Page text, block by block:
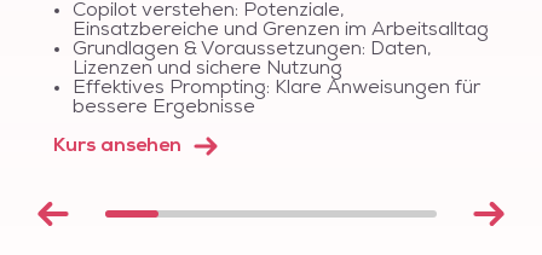
Copilot verstehen: Potenziale,
Einsatzbereiche und Grenzen im Arbeitsalltag
Grundlagen & Voraussetzungen: Daten,
Lizenzen und sichere Nutzung
Effektives Prompting: Klare Anweisungen für
bessere Ergebnisse
Kurs ansehen